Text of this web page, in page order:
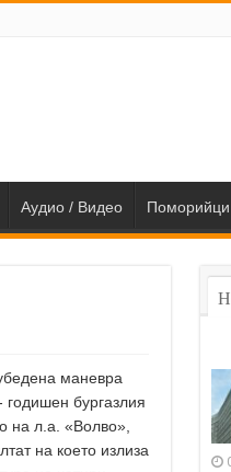
Аудио / Видео Поморийци
маневра
годишен бургазлия
на л.а. «Волво»,
на което излиза